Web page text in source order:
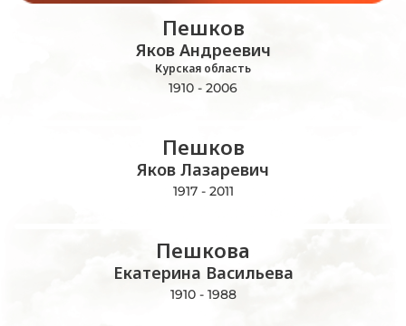
Пешков
Яков Андреевич
Курская область
1910 - 2006
Пешков
Яков Лазаревич
1917 - 2011
Пешкова
Екатерина Васильева
1910 - 1988